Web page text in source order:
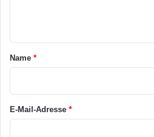
a
r
Name *
E-Mail-Adresse *